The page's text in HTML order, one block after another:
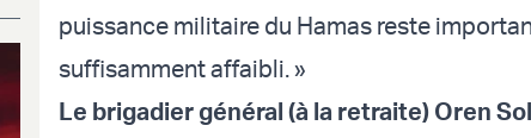
puissance militaire du Hamas reste
suffisamment affaibli. »
Le brigadier général (à la retraite) Oren